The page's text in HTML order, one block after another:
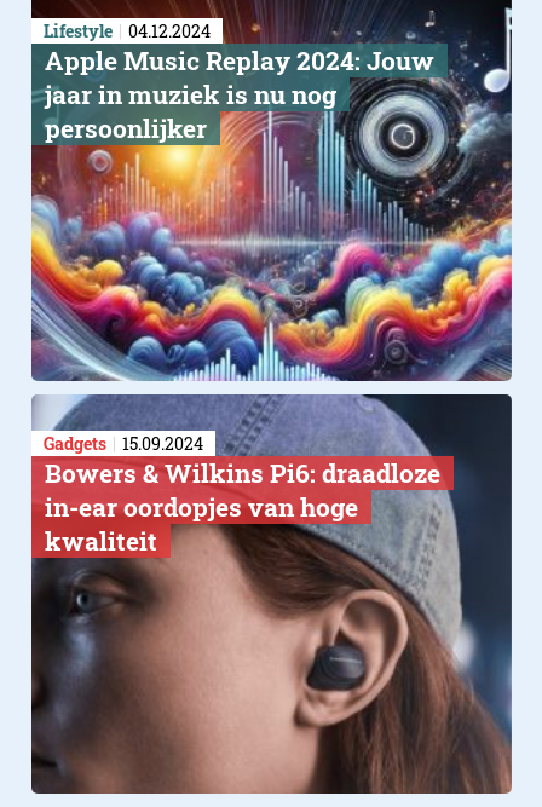
Lifestyle 04.12.2024
Apple Music Replay 2024: Jouw
jaar in muziek is nu nog
persoonlijker
Gadgets 15.09.2024
Bowers & Wilkins Pi6: draadloze
in-ear oordopjes van hoge
kwaliteit